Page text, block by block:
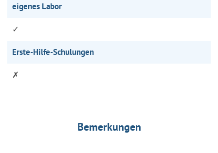
eigenes Labor
✓
Erste-Hilfe-Schulungen
✗
Bemerkungen